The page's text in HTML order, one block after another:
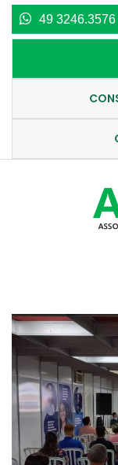
49 3246.3576